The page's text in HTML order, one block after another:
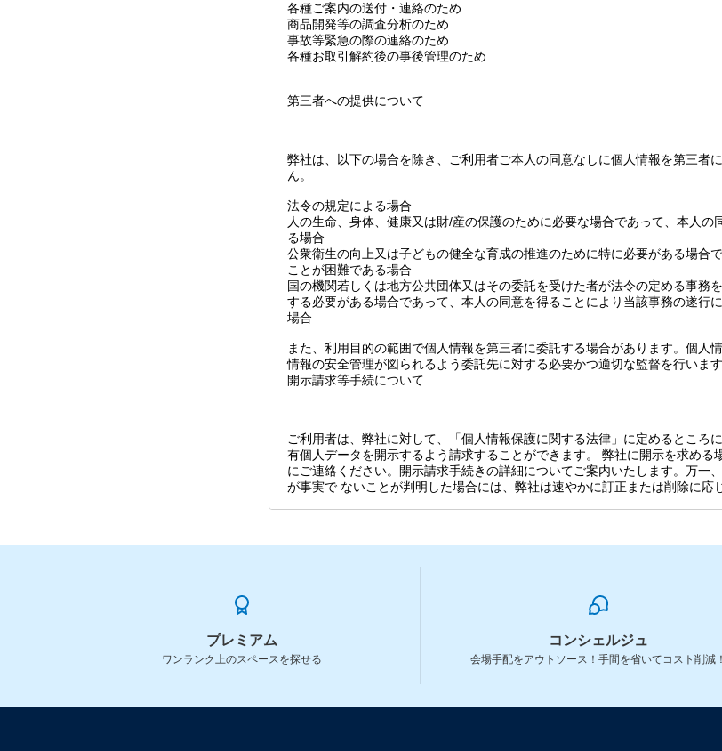
各種ご案内の送付・連絡のため
商品開発等の調査分析のため
事故等緊急の際の連絡のため
各種お取引解約後の事後管理のため
第三者への提供について
弊社は、以下の場合を除き、ご利用者ご本人の同意なしに個人情報を第三者
ん。
法令の規定による場合
人の生命、身体、健康又は財/産の保護のために必要な場合であって、本人の
る場合
公衆衛生の向上又は子どもの健全な育成の推進のために特に必要がある場合
ことが困難である場合
国の機関若しくは地方公共団体又はその委託を受けた者が法令の定める事務
する必要がある場合であって、本人の同意を得ることにより当該事務の遂行
場合
また、利用目的の範囲で個人情報を第三者に委託する場合があります。個人
情報の安全管理が図られるよう委託先に対する必要かつ適切な監督を行います
開示請求等手続について
ご利用者は、弊社に対して、「個人情報保護に関する法律」に定めるところ
有個人データを開示するよう請求することができます。 弊社に開示を求める
にご連絡ください。開示請求手続きの詳細についてご案内いたします。万一
が事実で ないことが判明した場合には、弊社は速やかに訂正または削除に応
プレミアム
ワンランク上のスペースを探せる
コンシェルジュ
会場手配をアウトソース！手間を省いてコスト削減！